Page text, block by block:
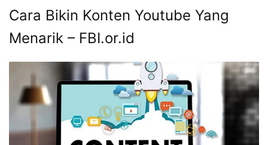
Cara Bikin Konten Youtube Yang
Menarik – FBI.or.id